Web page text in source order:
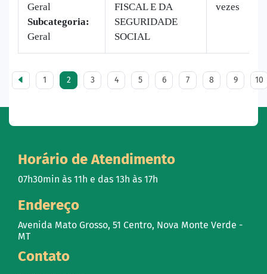
Geral
Subcategoria:
Geral
FISCAL E DA
SEGURIDADE
SOCIAL
vezes
1 2 3 4 5 6 7 8 9 10
Horário de Atendimento
07h30min às 11h e das 13h às 17h
Endereço
Avenida Mato Grosso, 51 Centro, Nova Monte Verde -
MT
Contato